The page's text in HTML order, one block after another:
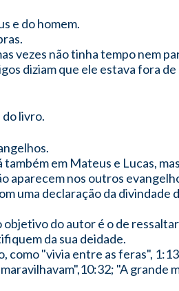
e do homem.
vezes não tinha tempo nem
diziam que ele estava fora de
livro.
em Mateus e Lucas,
aparecem nos outros
uma declaração da divindade
do autor é o de
da sua deidade.
"vivia entre as feras",
"A grande